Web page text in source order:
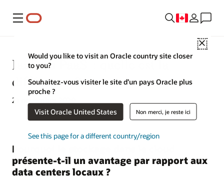
Menu
Close
Would you like to visit an Oracle country site closer
to you?
Souhaitez-vous visiter le site d’un pays Oracle plus
proche ?
Visit Oracle United States Non merci, je reste ici
See this page for a different country/region
IaaS ou PaaS : quelle est la
différence ?
21 novembre 2020
Pourquoi le stockage dans le cloud
présente-t-il un avantage par rapport aux
data centers locaux ?